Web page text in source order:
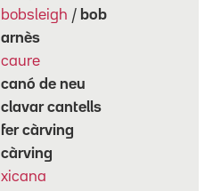
bobsleigh / bob
arnès
caure
canó de neu
clavar cantells
fer càrving
càrving
xicana